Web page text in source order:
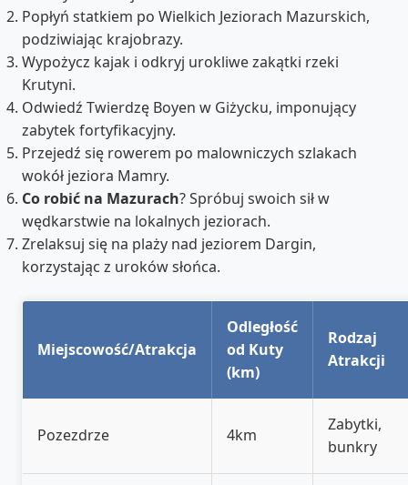
Popłyń statkiem po Wielkich Jeziorach Mazurskich,
podziwiając krajobrazy.
Wypożycz kajak i odkryj urokliwe zakątki rzeki
Krutyni.
Odwiedź Twierdzę Boyen w Giżycku, imponujący
zabytek fortyfikacyjny.
Przejedź się rowerem po malowniczych szlakach
wokół jeziora Mamry.
Co robić na Mazurach? Spróbuj swoich sił w
wędkarstwie na lokalnych jeziorach.
Zrelaksuj się na plaży nad jeziorem Dargin,
korzystając z uroków słońca.
Miejscowość/Atrakcja
Odległość
od Kuty
(km)
Rodzaj
Atrakcji
Pozezdrze 4km
Zabytki,
bunkry